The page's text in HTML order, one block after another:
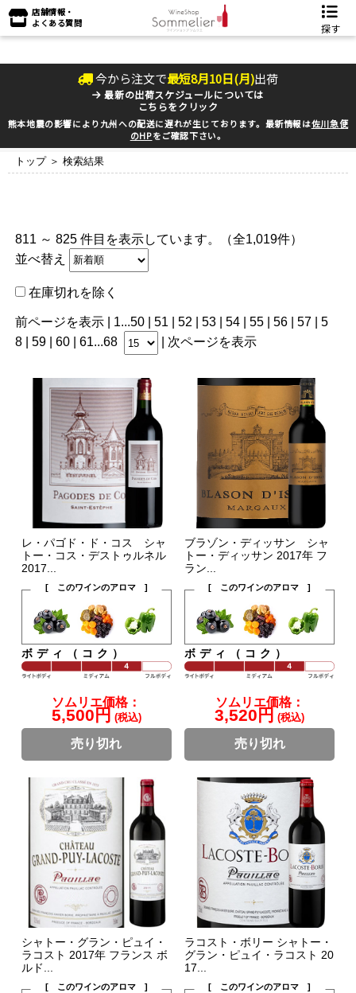
店舗情報・
よくある質問
探す
今から注文で最短8月10日(月)出荷
最新の出荷スケジュールについては
こちらをクリック
熊本地震の影響により九州への配送に遅れが生じております。最新情報は佐川急便
のHPをご確認下さい。
トップ ＞ 検索結果
811 ～ 825 件目を表示しています。（全1,019件）
並べ替え
在庫切れを除く
前ページを表示| 1...50| 51| 52| 53| 54| 55 | 56| 57
5
8| 59| 60| 61...68 次ページを表示
レ・パゴド・ド・コス シャ
トー・コス・デストゥルネル
2017...
[ このワインのアロマ ]
ボディ（コク）
ソムリエ価格：
5,500円 (税込)
売り切れ
ブラゾン・ディッサン シャ
トー・ディッサン 2017年 フ
ラン...
[ このワインのアロマ ]
ボディ（コク）
ソムリエ価格：
3,520円 (税込)
売り切れ
シャトー・グラン・ピュイ・
ラコスト 2017年 フランス ボ
ルド...
[ このワインのアロマ ]
ラコスト・ボリー シャトー・
グラン・ピュイ・ラコスト 20
17...
[ このワインのアロマ ]